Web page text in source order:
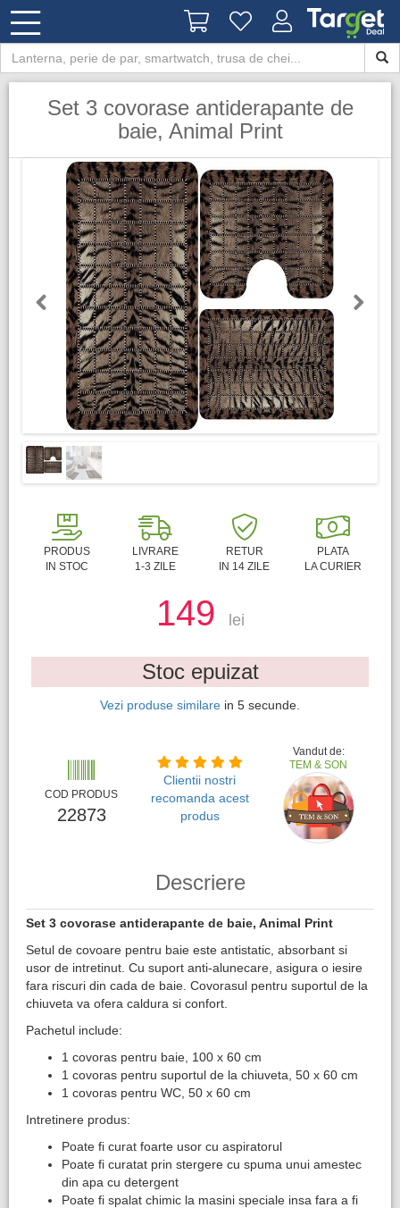
Set 3 covorase antiderapante de
baie, Animal Print
Previous
PRODUS
IN STOC
LIVRARE
1-3 ZILE
RETUR
IN 14 ZILE
PLATA
LA CURIER
149 lei
Stoc epuizat
Vezi produse similare in 4 secunde.
COD PRODUS
22873
Clientii nostri
recomanda acest
produs
Vandut de:
TEM & SON
Descriere
Set 3 covorase antiderapante de baie, Animal Print
Setul de covoare pentru baie este antistatic, absorbant si
usor de intretinut. Cu suport anti-alunecare, asigura o iesire
fara riscuri din cada de baie. Covorasul pentru suportul de la
chiuveta va ofera caldura si confort.
Pachetul include:
1 covoras pentru baie, 100 x 60 cm
1 covoras pentru suportul de la chiuveta, 50 x 60 cm
1 covoras pentru WC, 50 x 60 cm
Intretinere produs:
Poate fi curat foarte usor cu aspiratorul
Poate fi curatat prin stergere cu spuma unui amestec
din apa cu detergent
Poate fi spalat chimic la masini speciale insa fara a fi